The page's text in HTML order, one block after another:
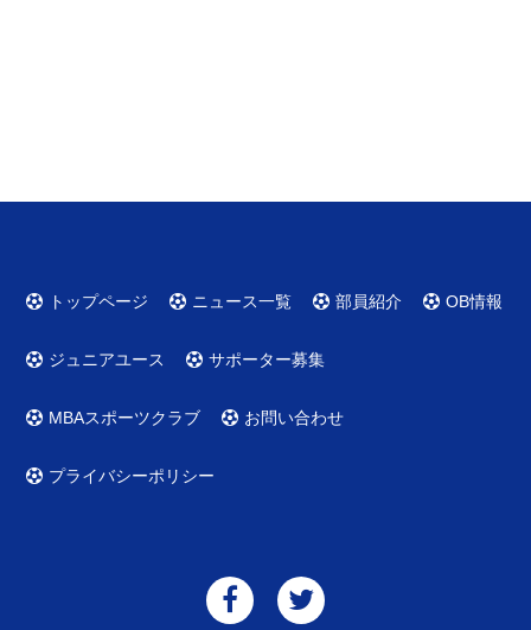
トップページ ニュース一覧 部員紹介 OB情報
ジュニアユース サポーター募集
MBAスポーツクラブ お問い合わせ
プライバシーポリシー